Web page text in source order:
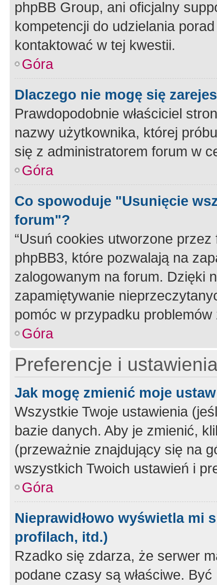
phpBB Group, ani oficjalny
kompetencji do udzielania
kontaktować w tej kwestii.
Góra
Dlaczego nie mogę się
Prawdopodobnie właściciel
nazwy użytkownika, której
się z administratorem forum w
Góra
Co spowoduje "Usunięcie
forum"?
“Usuń cookies utworzone
phpBB3, które pozwalają na
zalogowanym na forum. Dzięki
zapamiętywanie
pomóc w przypadku
Góra
Preferencje i
Jak mogę zmienić moje
Wszystkie Twoje ustawienia
bazie danych. Aby je zmienić,
(przeważnie znajdujący się na
wszystkich Twoich ustawień i
Góra
Nieprawidłowo wyświetla mi
profilach, itd.)
Rzadko się zdarza, że serwer
podane czasy są właściwe.